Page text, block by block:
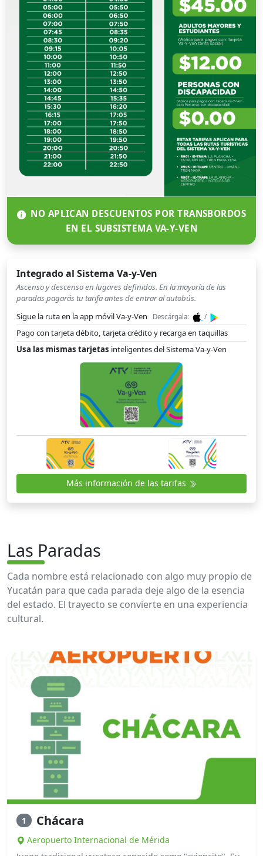
NO APLICAN DESCUENTOS POR TRANSBORDOS
EN EL SUBSISTEMA VA-Y-VEN
Integrado al Sistema Va-y-Ven
Ascenso y descenso en lugares definidos. En la mayoría de las
paradas pagarás tu tarifa antes de entrar al autobús.
Sigue la ruta en la app móvil Va-y-Ven
Descárgala: /
Pago con tarjeta débito, tarjeta crédito y recarga en taquillas
Usa las mismas tarjetas inteligentes del Sistema Va-y-Ven
Más información de las tarifas
Las Paradas
Cada nombre está relacionado con algo muy propio de
Yucatán para que cada parada deje algo de la esencia
del estado. El trayecto se convierte en una experiencia
cultural.
1 Chácara
Aeropuerto Internacional de Mérida